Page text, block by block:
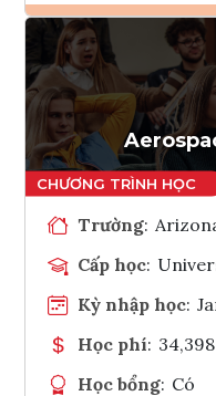
Trường:
Cấp học:
Kỳ nhập học:
Học phí:
Học bổng: Có